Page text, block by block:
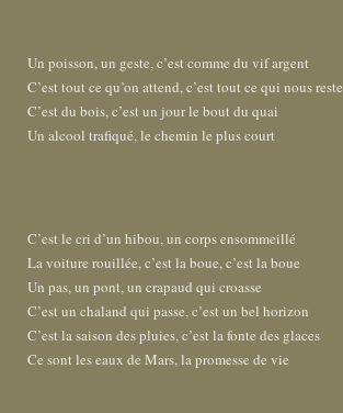
Un poisson, un geste, c’est comme du vif argent
C’est tout ce qu’on attend, c’est tout ce qui nous reste
C’est du bois, c’est un jour le bout du quai
Un alcool trafiqué, le chemin le plus court
C’est le cri d’un hibou, un corps ensommeillé
La voiture rouillée, c’est la boue, c’est la boue
Un pas, un pont, un crapaud qui croasse
C’est un chaland qui passe, c’est un bel horizon
C’est la saison des pluies, c’est la fonte des glaces
Ce sont les eaux de Mars, la promesse de vie